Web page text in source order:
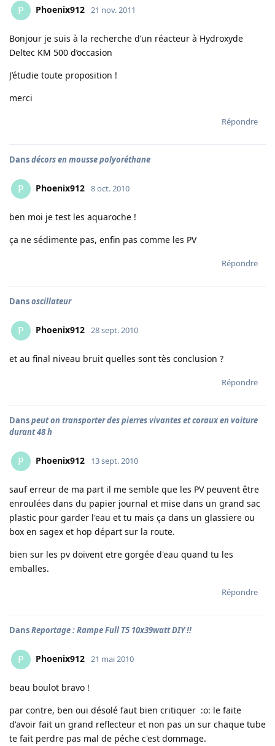
P Phoenix912 21 nov. 2011
Bonjour je suis à la recherche d’un réacteur à Hydroxyde
Deltec KM 500 d’occasion
J’étudie toute proposition !
merci
Répondre
Dansdécors en mousse polyoréthane
P Phoenix912 8 oct. 2010
ben moi je test les aquaroche !
ça ne sédimente pas, enfin pas comme les PV
Répondre
Dansoscillateur
P Phoenix912 28 sept. 2010
et au final niveau bruit quelles sont tès conclusion ?
Répondre
Danspeut on transporter des pierres vivantes et coraux en voiture
durant 48 h
P Phoenix912 13 sept. 2010
sauf erreur de ma part il me semble que les PV peuvent être
enroulées dans du papier journal et mise dans un grand sac
plastic pour garder l'eau et tu mais ça dans un glassiere ou
box en sagex et hop départ sur la route.
bien sur les pv doivent etre gorgée d'eau quand tu les
emballes.
Répondre
DansReportage : Rampe Full T5 10x39watt DIY !!
P Phoenix912 21 mai 2010
beau boulot bravo !
par contre, ben oui désolé faut bien critiquer :o: le faite
d'avoir fait un grand reflecteur et non pas un sur chaque tube
te fait perdre pas mal de péche c'est dommage.